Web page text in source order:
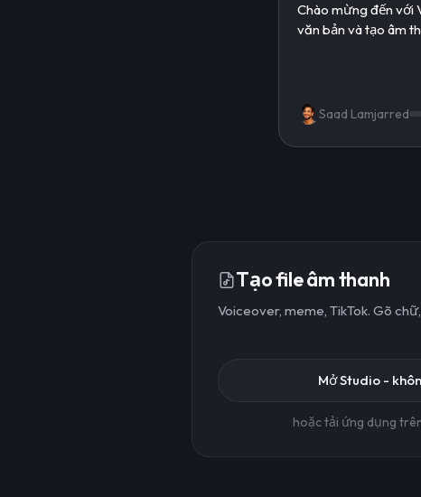
Saad Lamjarred
Tạo file âm thanh
Voiceover, meme, TikTok. Gõ
Mở Studio -
hoặc tải ứng dụng